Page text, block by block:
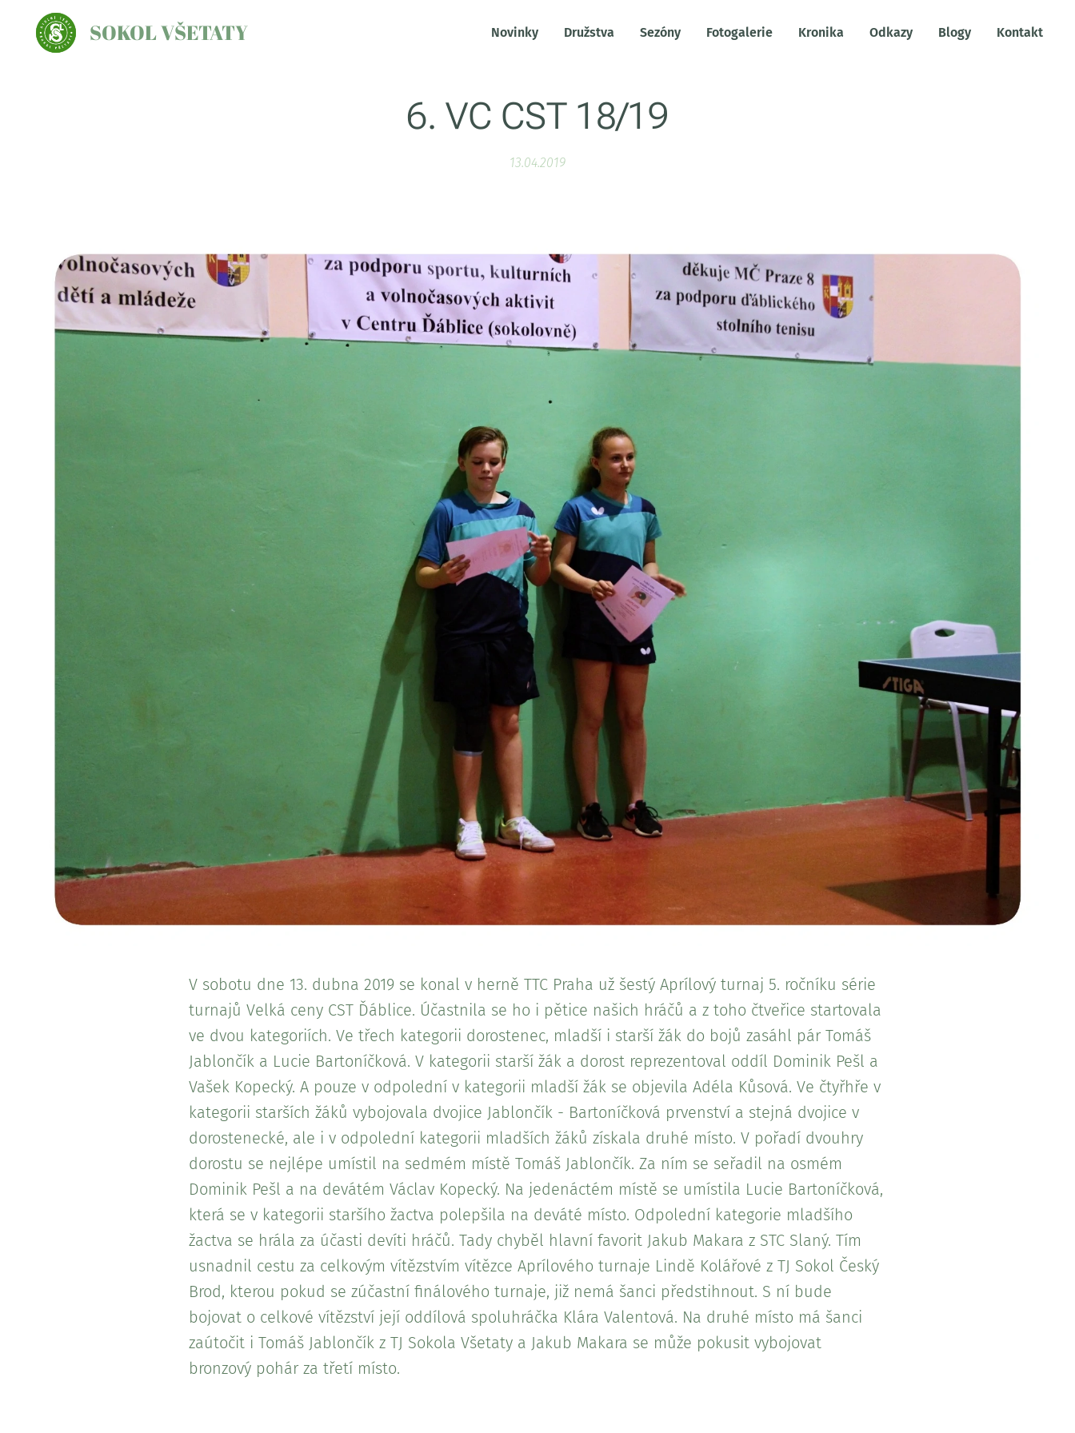
SOKOL VŠETATY Novinky Družstva Sezóny Fotogalerie Kronika Odkazy Blogy Kontakt
6. VC CST 18/19
13.04.2019
V sobotu dne 13. dubna 2019 se konal v herně TTC Praha už šestý Aprílový turnaj 5. ročníku série
turnajů Velká ceny CST Ďáblice. Účastnila se ho i pětice našich hráčů a z toho čtveřice startovala
ve dvou kategoriích. Ve třech kategorii dorostenec, mladší i starší žák do bojů zasáhl pár Tomáš
Jablončík a Lucie Bartoníčková. V kategorii starší žák a dorost reprezentoval oddíl Dominik Pešl a
Vašek Kopecký. A pouze v odpolední v kategorii mladší žák se objevila Adéla Kůsová. Ve čtyřhře v
kategorii starších žáků vybojovala dvojice Jablončík - Bartoníčková prvenství a stejná dvojice v
dorostenecké, ale i v odpolední kategorii mladších žáků získala druhé místo. V pořadí dvouhry
dorostu se nejlépe umístil na sedmém místě Tomáš Jablončík. Za ním se seřadil na osmém
Dominik Pešl a na devátém Václav Kopecký. Na jedenáctém místě se umístila Lucie Bartoníčková,
která se v kategorii staršího žactva polepšila na deváté místo. Odpolední kategorie mladšího
žactva se hrála za účasti devíti hráčů. Tady chyběl hlavní favorit Jakub Makara z STC Slaný. Tím
usnadnil cestu za celkovým vítězstvím vítězce Aprílového turnaje Lindě Kolářové z TJ Sokol Český
Brod, kterou pokud se zúčastní finálového turnaje, již nemá šanci předstihnout. S ní bude
bojovat o celkové vítězství její oddílová spoluhráčka Klára Valentová. Na druhé místo má šanci
zaútočit i Tomáš Jablončík z TJ Sokola Všetaty a Jakub Makara se může pokusit vybojovat
bronzový pohár za třetí místo.